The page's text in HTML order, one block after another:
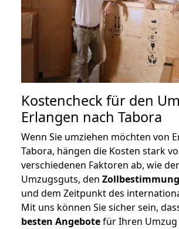
Kostencheck für den
Erlangen nach Tabora
Wenn Sie umziehen möchten von
Tabora, hängen die Kosten stark
verschiedenen Faktoren ab, wie
Umzugsguts, den
und dem Zeitpunkt des
Mit uns können Sie sicher sein,
besten Angebotefür Ihren Umzug